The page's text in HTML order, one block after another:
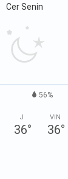
Cer Senin
56%
J
36°
VIN
36°